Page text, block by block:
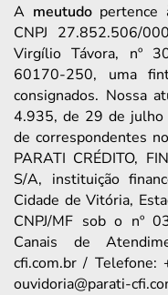
A meutudopertence
CNPJ 27.852.506/
Virgílio Távora, nº
60170-250, uma
consignados. Nossa
4.935, de 29 de julho
de correspondentes
PARATI CRÉDITO,
S/A, instituição
Cidade de Vitória,
CNPJ/MF sob o nº
Canais de
cfi.com.br /
ouvidoria@parati-